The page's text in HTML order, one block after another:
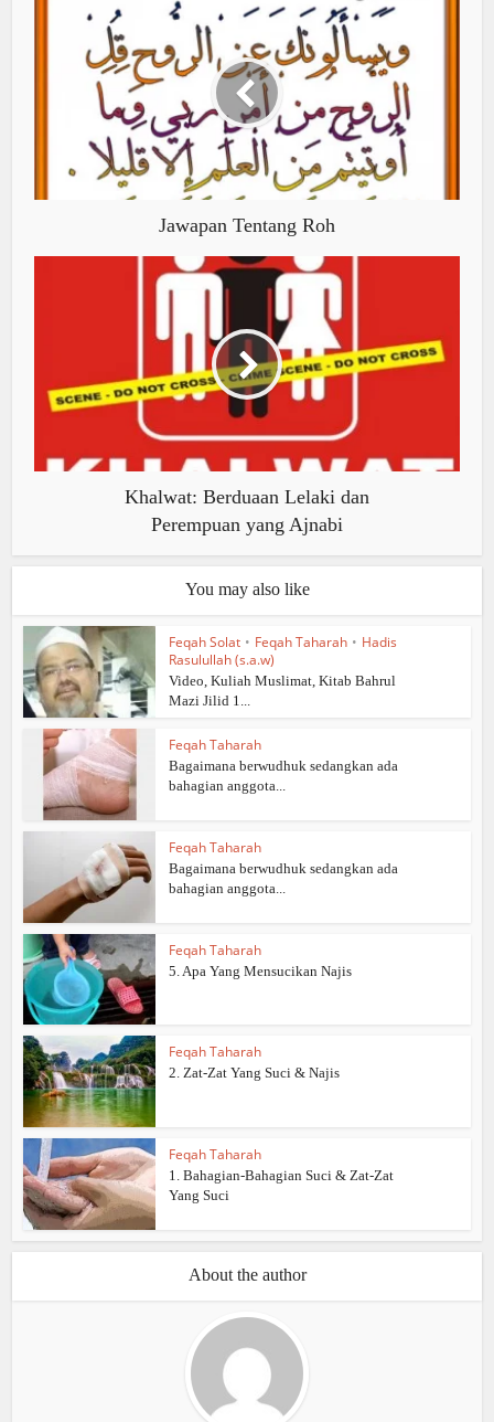
Jawapan Tentang Roh
Khalwat: Berduaan Lelaki dan
Perempuan yang Ajnabi
You may also like
Feqah Solat • Feqah Taharah • Hadis
Rasulullah (s.a.w)
Video, Kuliah Muslimat, Kitab Bahrul
Mazi Jilid 1...
Feqah Taharah
Bagaimana berwudhuk sedangkan ada
bahagian anggota...
Feqah Taharah
Bagaimana berwudhuk sedangkan ada
bahagian anggota...
Feqah Taharah
5. Apa Yang Mensucikan Najis
Feqah Taharah
2. Zat-Zat Yang Suci & Najis
Feqah Taharah
1. Bahagian-Bahagian Suci & Zat-Zat
Yang Suci
About the author